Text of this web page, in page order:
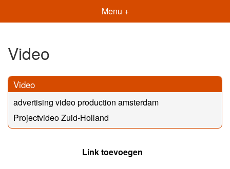
Menu +
Video
Video
advertising video production amsterdam
Projectvideo Zuid-Holland
Link toevoegen